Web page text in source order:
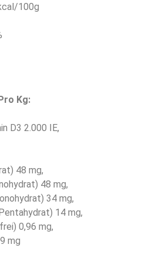
100g
Kg:
D3 2.000 IE,
48 mg,
48 mg,
34 mg,
14 mg,
0,96 mg,
mg